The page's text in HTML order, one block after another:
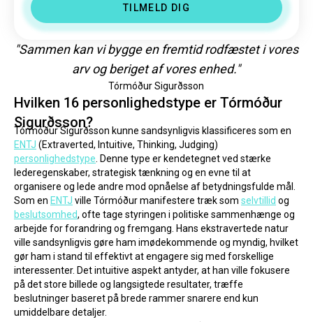
TILMELD DIG
"Sammen kan vi bygge en fremtid rodfæstet i vores
arv og beriget af vores enhed."
Tórmóður Sigurðsson
Hvilken 16 personlighedstype er Tórmóður
Sigurðsson?
ENTJ
personlighedstype . Denne type er kendetegnet ved stærke
lederegenskaber, strategisk tænkning og en evne til at
organisere og lede andre mod opnåelse af betydningsfulde mål.
Som en ENTJ ville Tórmóður manifestere træk som selvtillid
beslutsomhed, ofte tage styringen i politiske sammenhænge og
arbejde for forandring og fremgang. Hans ekstravertede natur
ville sandsynligvis gøre ham imødekommende og myndig, hvilket
gør ham i stand til effektivt at engagere sig med forskellige
interessenter. Det intuitive aspekt antyder, at han ville fokusere
på det store billede og langsigtede resultater, træffe
beslutninger baseret på brede rammer snarere end kun
umiddelbare detaljer.